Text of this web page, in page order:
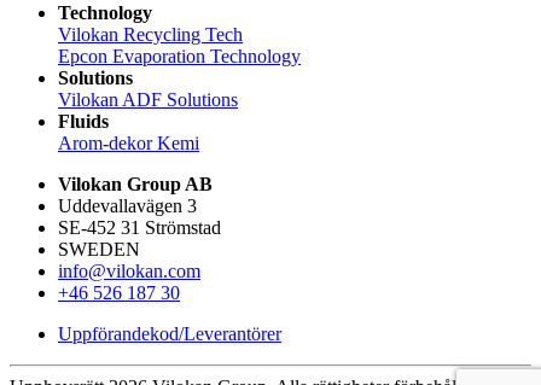
Technology
Vilokan Recycling Tech
Epcon Evaporation Technology
Solutions
Vilokan ADF Solutions
Fluids
Arom-dekor Kemi
Vilokan Group AB
Uddevallavägen 3
SE-452 31 Strömstad
SWEDEN
info@vilokan.com
+46 526 187 30
Uppförandekod/Leverantörer